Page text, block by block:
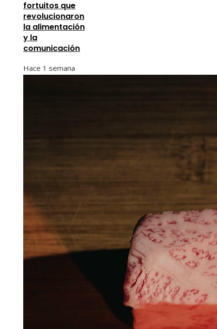
fortuitos que
revolucionaron
la alimentación
y la
comunicación
Hace 1 semana